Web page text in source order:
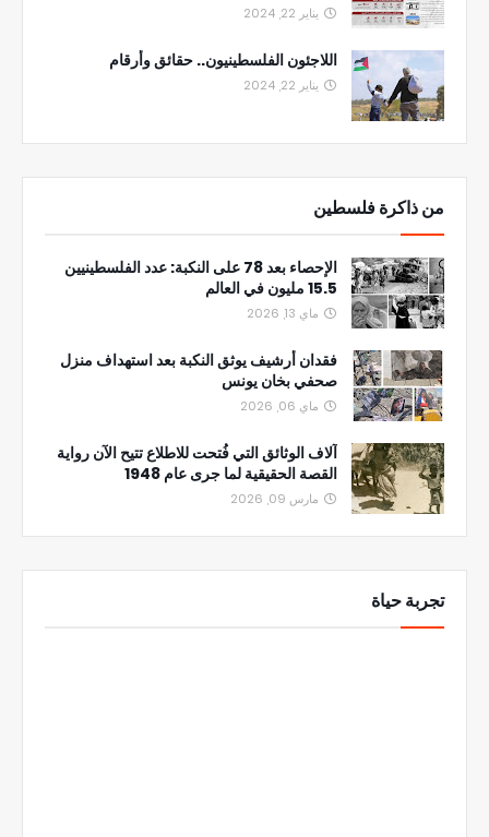
يناير 22, 2024
اللاجئون الفلسطينيون.. حقائق وأرقام
يناير 22, 2024
من ذاكرة فلسطين
الإحصاء بعد 78 على النكبة: عدد الفلسطينيين
15.5 مليون في العالم
ماي 13, 2026
فقدان أرشيف يوثق النكبة بعد استهداف منزل
صحفي بخان يونس
ماي 06, 2026
آلاف الوثائق التي فُتحت للاطلاع تتيح الآن رواية
القصة الحقيقية لما جرى عام 1948
مارس 09, 2026
تجربة حياة